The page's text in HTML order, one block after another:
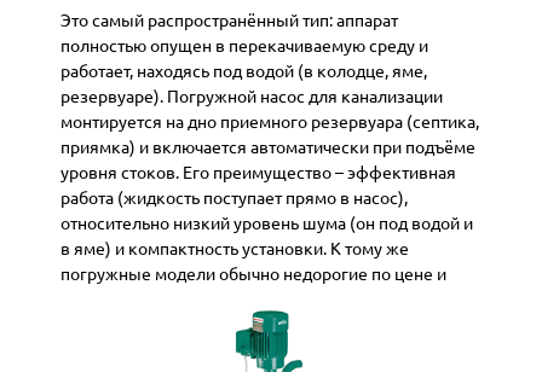
Это самый распространённый тип: аппарат
полностью опущен в перекачиваемую среду и
работает, находясь под водой (в колодце, яме,
резервуаре). Погружной насос для канализации
монтируется на дно приемного резервуара (септика,
приямка) и включается автоматически при подъёме
уровня стоков. Его преимущество – эффективная
работа (жидкость поступает прямо в насос),
относительно низкийуровень шума (он под водой и
в яме) и компактность установки. К тому же
погружные модели обычно недорогие по цене и
герметичным, из коррозионностойких материалов –
чаще нержавеющая сталь или чугун. За счёт